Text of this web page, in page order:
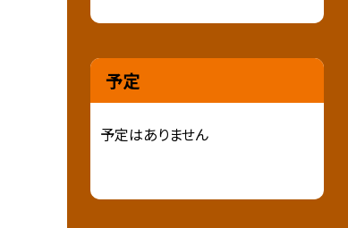
予定
予定はありません